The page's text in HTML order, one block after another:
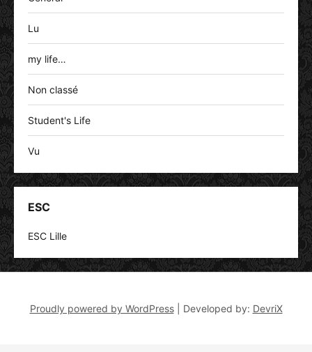
Lu
my life…
Non classé
Student's Life
Vu
ESC
ESC Lille
Proudly powered by WordPress Developed by: DevriX